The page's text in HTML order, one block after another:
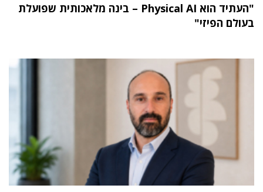
"העתיד הוא Physical AI – בינה מלאכותית שפועלת
בעולם הפיזי"